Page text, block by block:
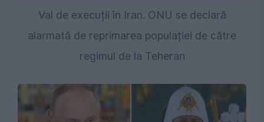
Val de execuții în Iran. ONU se declară
alarmată de reprimarea populației de către
regimul de la Teheran